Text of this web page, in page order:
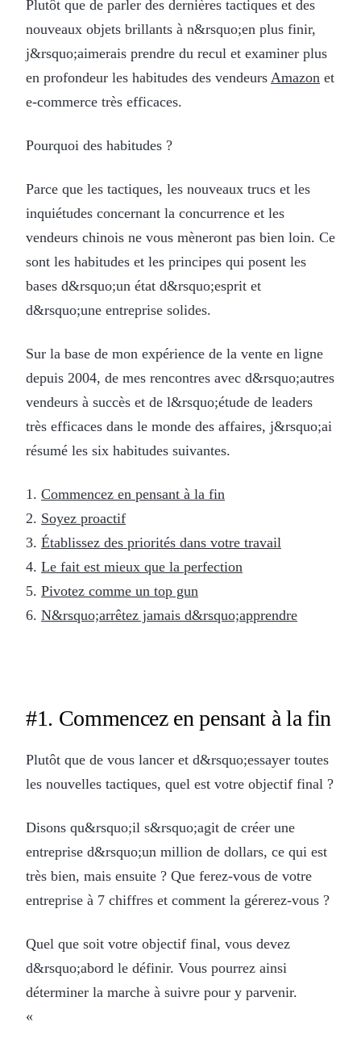
Plutôt que de parler des dernières tactiques et des
nouveaux objets brillants à n&rsquo;en plus finir,
j&rsquo;aimerais prendre du recul et examiner plus
en profondeur les habitudes des vendeurs Amazon et
e-commerce très efficaces.
Pourquoi des habitudes ?
Parce que les tactiques, les nouveaux trucs et les
inquiétudes concernant la concurrence et les
vendeurs chinois ne vous mèneront pas bien loin. Ce
sont les habitudes et les principes qui posent les
bases d&rsquo;un état d&rsquo;esprit et
d&rsquo;une entreprise solides.
Sur la base de mon expérience de la vente en ligne
depuis 2004, de mes rencontres avec d&rsquo;autres
vendeurs à succès et de l&rsquo;étude de leaders
très efficaces dans le monde des affaires, j&rsquo;ai
résumé les six habitudes suivantes.
1. Commencez en pensant à la fin
2. Soyez proactif
3. Établissez des priorités dans votre travail
4. Le fait est mieux que la perfection
5. Pivotez comme un top gun
6. N&rsquo;arrêtez jamais d&rsquo;apprendre
#1. Commencez en pensant à la fin
Plutôt que de vous lancer et d&rsquo;essayer toutes
les nouvelles tactiques, quel est votre objectif final ?
Disons qu&rsquo;il s&rsquo;agit de créer une
entreprise d&rsquo;un million de dollars, ce qui est
très bien, mais ensuite ? Que ferez-vous de votre
entreprise à 7 chiffres et comment la gérerez-vous ?
Quel que soit votre objectif final, vous devez
d&rsquo;abord le définir. Vous pourrez ainsi
déterminer la marche à suivre pour y parvenir.
«